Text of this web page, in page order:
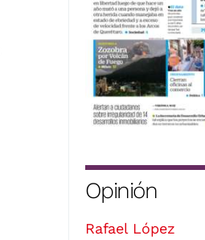
Opinión
Rafael López